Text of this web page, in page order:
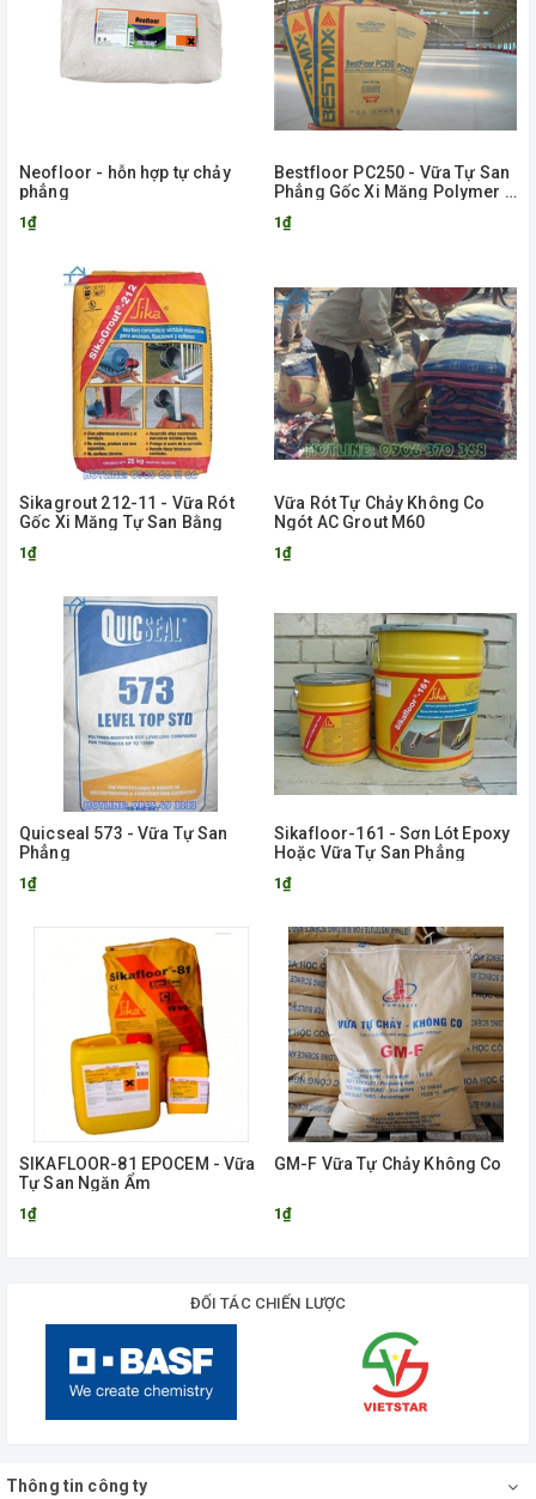
Neofloor - hỗn hợp tự chảy
phẳng
1₫
Bestfloor PC250 - Vữa Tự San
Phẳng Gốc Xi Măng Polymer 1
1₫
Sikagrout 212-11 - Vữa Rót
Gốc Xi Măng Tự San Bằng
1₫
Vữa Rót Tự Chảy Không Co
Ngót AC Grout M60
1₫
Quicseal 573 - Vữa Tự San
Phẳng
1₫
Sikafloor-161 - Sơn Lót Epoxy
Hoặc Vữa Tự San Phẳng
1₫
SIKAFLOOR-81 EPOCEM - Vữa
Tự San Ngăn Ẩm
1₫
GM-F Vữa Tự Chảy Không Co
1₫
ĐỐI TÁC CHIẾN LƯỢC
Thông tin công ty